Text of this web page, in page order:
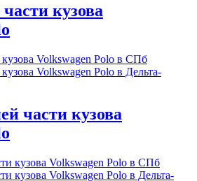
кузова
части кузова